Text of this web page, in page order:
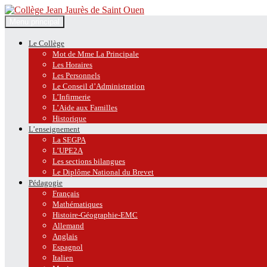
Collège Jean Jaurès de Saint
Recherche
au
contenu
Le Collège
Mot de Mme La Principale
Les Horaires
Les Personnels
Le Conseil d’Administration
L’Infirmerie
L’Aide aux Familles
Historique
L’enseignement
La SEGPA
L’UPE2A
Les sections bilangues
Le Diplôme National du Brevet
Pédagogie
Français
Mathématiques
Histoire-Géographie-EMC
Allemand
Anglais
Espagnol
Italien